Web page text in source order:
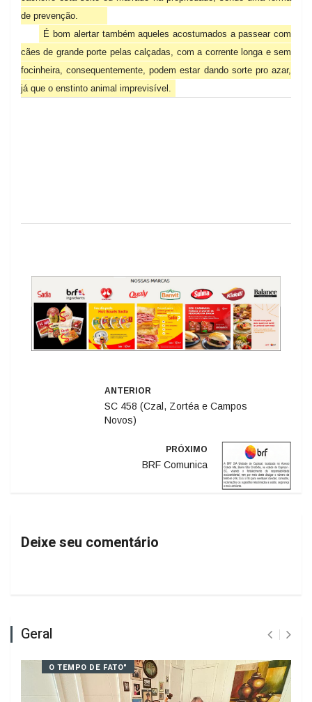
de prevenção.
É bom alertar também aqueles acostumados a passear com
cães de grande porte pelas calçadas, com a corrente longa e sem
focinheira, consequentemente, podem estar dando sorte pro azar,
já que o enstinto animal imprevisível.
ANTERIOR
SC 458 (Czal, Zortéa e Campos
Novos)
PRÓXIMO
BRF Comunica
Deixe seu comentário
Geral
O TEMPO DE FATO"